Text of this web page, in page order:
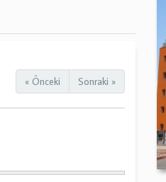
« Önceki Sonraki »